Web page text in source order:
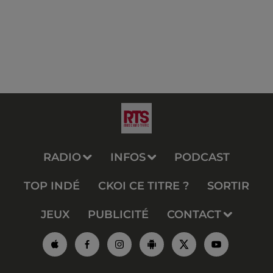
RADIO INFOS PODCAST
TOP INDÉ CKOI CE TITRE ? SORTIR
JEUX PUBLICITÉ CONTACT